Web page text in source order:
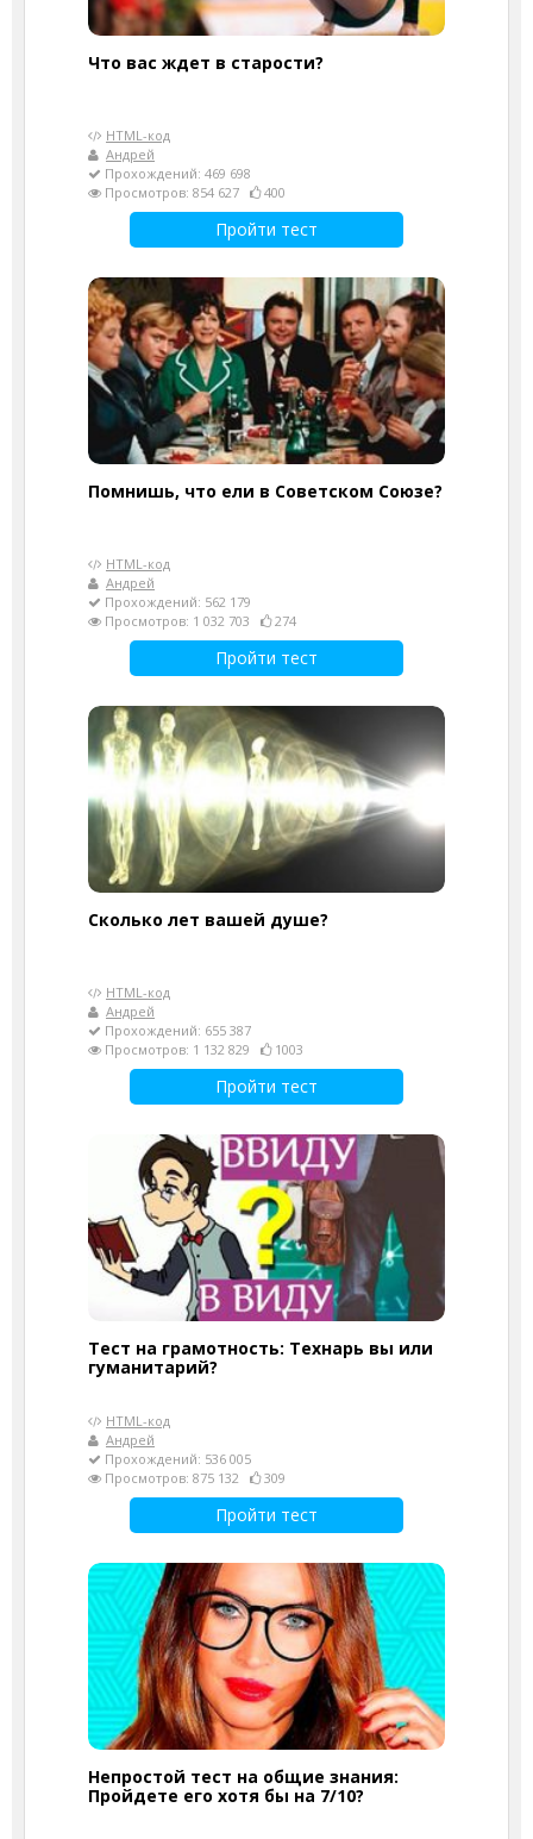
Что вас ждет в старости?
HTML-код
Андрей
Прохождений: 469 698
Просмотров: 854 627
400
Пройти тест
Помнишь, что ели в Советском Союзе?
HTML-код
Андрей
Прохождений: 562 179
Просмотров: 1 032 703
274
Пройти тест
Cколько лет вашей душе?
HTML-код
Андрей
Прохождений: 655 387
Просмотров: 1 132 829
1003
Пройти тест
Тест на грамотность: Технарь вы или
гуманитарий?
HTML-код
Андрей
Прохождений: 536 005
Просмотров: 875 132
309
Пройти тест
Непростой тест на общие знания:
Пройдете его хотя бы на 7/10?